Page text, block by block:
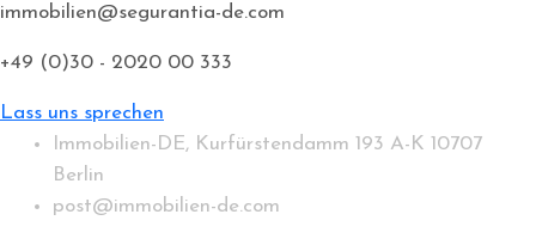
immobilien@segurantia-de.com
+49 (0)30 - 2020 00 333
Lass uns sprechen
Immobilien-DE, Kurfürstendamm 193 A-K 10707
Berlin
post@immobilien-de.com